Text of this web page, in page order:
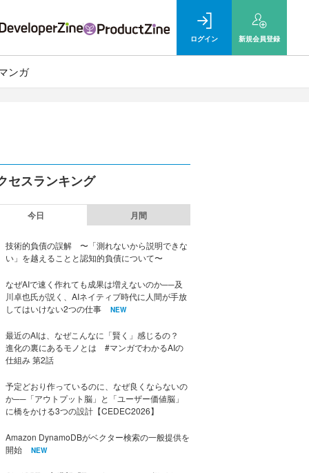
ログイン 新規会員登録
ンガ
セスランキング
今日 月間
技術的負債の誤解 〜「測れないから説明できな
い」を越えることと認知的負債について〜
なぜAIで速く作れても成果は増えないのか──及
川卓也氏が説く、AIネイティブ時代に人間が手放
してはいけない2つの仕事
NEW
最近のAIは、なぜこんなに「賢く」感じるの？
進化の裏にあるモノとは #マンガでわかるAIの
仕組み 第2話
予定どおり作っているのに、なぜ良くならないの
か──「アウトプット脳」と「ユーザー価値脳」
に橋をかける3つの設計【CEDEC2026】
Amazon DynamoDBがベクター検索の一般提供を
開始
NEW